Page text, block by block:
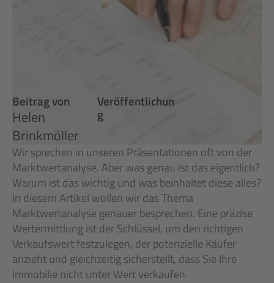
Beitrag von
Helen
Brinkmöller
Veröffentlichun
g
Wir sprechen in unseren Präsentationen oft von der
Marktwertanalyse. Aber was genau ist das eigentlich?
Warum ist das wichtig und was beinhaltet diese alles?
In diesem Artikel wollen wir das Thema
Marktwertanalyse genauer besprechen. Eine präzise
Wertermittlung ist der Schlüssel, um den richtigen
Verkaufswert festzulegen, der potenzielle Käufer
anzieht und gleichzeitig sicherstellt, dass Sie Ihre
Immobilie nicht unter Wert verkaufen.